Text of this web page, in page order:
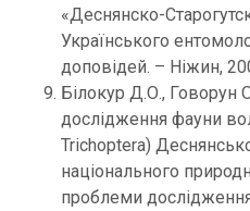
«Деснянско-
Українського
доповідей. – Ніжин,
Білокур Д.О., Говорун
дослідження фауни
Trichoptera)
національного
проблеми